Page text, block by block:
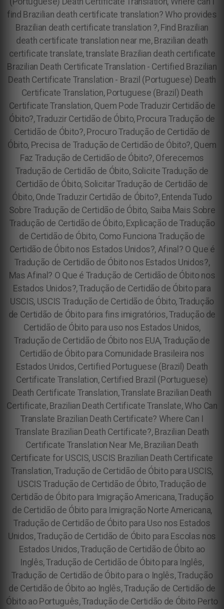
find Brazilian death certificate translation? Who provides
Brazilian death certificate translation ?, Find Brazilian
death certificate translation near me, Brazilian death
certificate translate, translate Brazilian death certificate
Brazilian Death Certificate Translation - Certified Brazilian
Death Certificate Translation - Brazil (Portuguese) Death
Certificate Translation, Portuguese (Brazil) Death
Certificate Translation, Quem Pode Traduzir Certidão de
Óbito?, Traduzir Certidão de Óbito, Procura Tradução de
Certidão de Óbito?, Procuro Tradução de Certidão de
Óbito, Precisa de Tradução de Certidão de Óbito?, Quem
Faz Tradução de Certidão de Óbito?, Oferecemos
Tradução de Certidão de Óbito, Solicite Tradução de
Certidão de Óbito, Solicitar Tradução de Certidão de
Óbito, Onde Traduzir Certidão de Óbito?, Entenda Tudo
Sobre Tradução de Certidão de Óbito, Saiba Mais Sobre
Tradução de Certidão de Óbito, Explicação de Tradução
de Certidão de Óbito, Como Funciona Tradução de
Certidão de Óbito nos Estados Unidos?, Afinal? O Que é
Tradução de Certidão de Óbito nos Estados Unidos?,
Mas Afinal? O Que é Tradução de Certidão de Óbito nos
Estados Unidos?, Tradução de Certidão de Óbito para
USCIS, USCIS Tradução de Certidão de Óbito, Tradução
de Certidão de Óbito para fins imigratórios, Tradução de
Certidão de Óbito para uso nos Estados Unidos,
Tradução de Certidão de Óbito nos EUA, Tradução de
Certidão de Óbito para Comunidade Brasileira nos
Estados Unidos, Certified Portuguese (Brazil) Death
Certificate Translation, Certified Brazil (Portuguese)
Death Certificate Translation, Translate Brazilian Death
Certificate, Brazilian Death Certificate Translate, Who Can
Translate Brazilian Death Certificate? Where Can I
Translate Brazilian Death Certificate?, Brazilian Death
Certificate Translation Near Me, Brazilian Death
Certificate for USCIS, USCIS Brazilian Death Certificate
Translation, Tradução de Certidão de Óbito para USCIS,
USCIS Tradução de Certidão de Óbito, Tradução de
Certidão de Óbito para Imigração Americana, Tradução
de Certidão de Óbito para Imigração Norte Americana,
Tradução de Certidão de Óbito para Uso nos Estados
Unidos, Tradução de Certidão de Óbito para Escolas nos
Estados Unidos, Tradução de Certidão de Óbito ao
Inglês, Tradução de Certidão de Óbito para Inglês,
Tradução de Certidão de Óbito para o Inglês, Tradução
de Certidão de Óbito ao Inglês, Tradução de Certidão de
Óbito ao Português, Tradução de Certidão de Óbito Perto